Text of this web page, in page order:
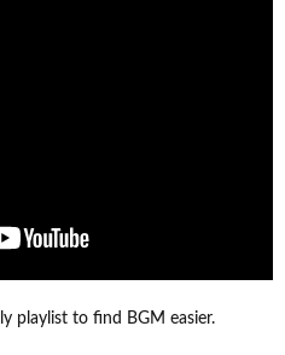
playlist to find BGM easier.